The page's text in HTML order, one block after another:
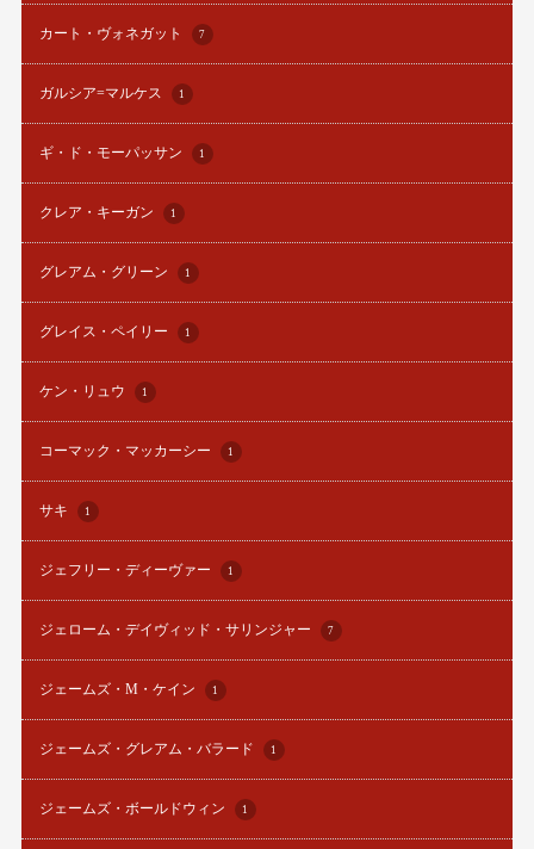
カート・ヴォネガット 7
ガルシア=マルケス 1
ギ・ド・モーパッサン 1
クレア・キーガン 1
グレアム・グリーン 1
グレイス・ペイリー 1
ケン・リュウ 1
コーマック・マッカーシー 1
サキ 1
ジェフリー・ディーヴァー 1
ジェローム・デイヴィッド・サリンジャー 7
ジェームズ・M・ケイン 1
ジェームズ・グレアム・バラード 1
ジェームズ・ボールドウィン 1